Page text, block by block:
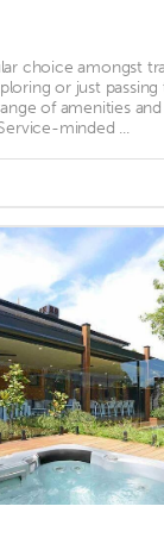
choice amongst
or just passing
of amenities
minded ...